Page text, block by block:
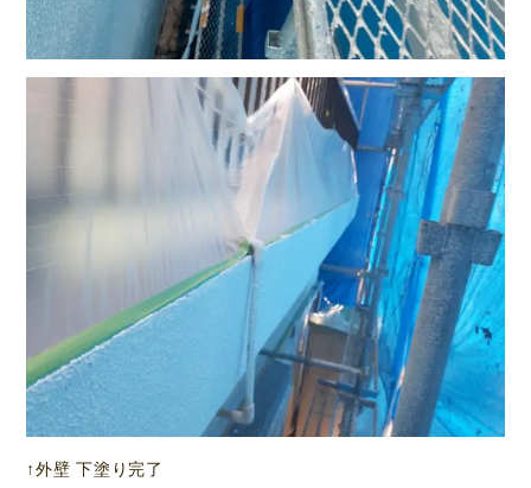
↑外壁 下塗り完了